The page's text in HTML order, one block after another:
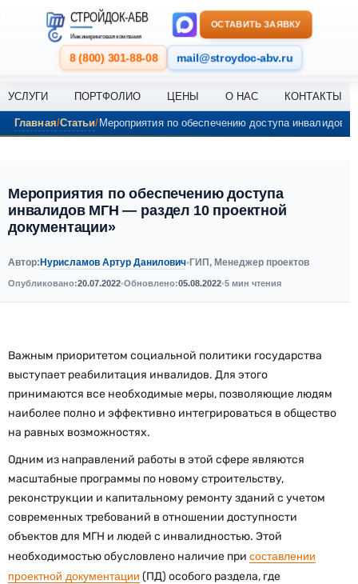
Перейти к содержанию
СТРОЙДОК-АБВ
Инжиниринговая компания
8 (800) 301-88-08 mail@stroydoc-abv.ru
ОСТАВИТЬ ЗАЯВКУ
УСЛУГИ ПОРТФОЛИО ЦЕНЫ О НАС КОНТАКТЫ
Главная Статьи Мероприятия по обеспечению доступа инвалидов
Мероприятия по обеспечению доступа
инвалидов МГН — раздел 10 проектной
документации»
Автор:Нурисламов Артур Данилович•ГИП, Менеджер проектов
Опубликовано:20.07.2022•Обновлено:05.08.2022•5 мин чтения
Важным приоритетом социальной политики государства
выступает реабилитация инвалидов. Для этого
принимаются все необходимые меры, позволяющие людям
наиболее полно и эффективно интегрироваться в общество
на равных возможностях.
Одним из направлений работы в этой сфере являются
масштабные программы по новому строительству,
реконструкции и капитальному ремонту зданий с учетом
современных требований в отношении доступности
объектов для МГН и людей с инвалидностью. Этой
необходимостью обусловлено наличие при составлении
проектной документации (ПД) особого раздела, где